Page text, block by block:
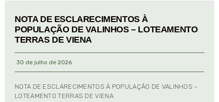
NOTA DE ESCLARECIMENTOS À
POPULAÇÃO DE VALINHOS – LOTEAMENTO
TERRAS DE VIENA
30 de julho de 2026
NOTA DE ESCLARECIMENTOS À POPULAÇÃO DE VALINHOS –
LOTEAMENTO TERRAS DE VIENA